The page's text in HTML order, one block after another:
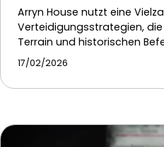
Arryn House nutzt eine
Verteidigungsstrategien,
Terrain und historischen
17/02/2026